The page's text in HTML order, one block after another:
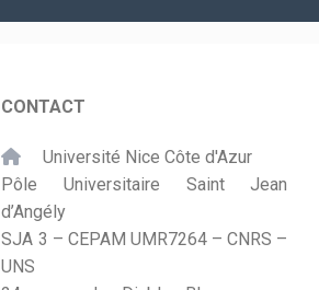
CONTACT
Université Nice Côte d'Azur
Pôle Universitaire Saint Jean
d’Angély
SJA 3 – CEPAM UMR7264 – CNRS –
UNS